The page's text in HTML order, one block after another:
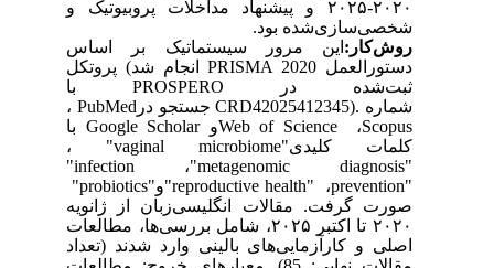
۲۰۲۰-۲۰۲۵
و پیشنهاد مداخلات پروبیوتیک و
شخصی‌سازی‌شده بود.
روش‌کار:این مرور سیستماتیک بر اساس
دستورالعملPRISMA 2020انجام شد(پروتکل
ثبت‌شده درPROSPERO
شماره CRD42025412345).جستجو درPubMed،
Scopus،Web of ScienceوGoogle Scholarبا
کلمات کلیدی"vaginal microbiome"
"metagenomic diagnosis"،
"infection
prevention"،"reproductive health"و"probiotics"
صورت گرفت. مقالات انگلیسی‌زبان از ژانویه
۲۰۲۰ تا اکتبر۲۰۲۵ ، شامل بررسی‌ها، مطالعات
اصلی و کارآزمایی‌های بالینی وارد شدند (تعداد